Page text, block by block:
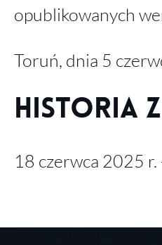
opublikowanych
Toruń, dnia 5
Historia
18 czerwca 2025